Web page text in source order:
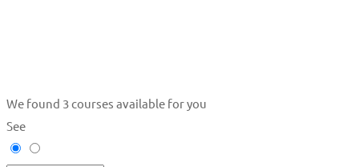
We found 3courses available for you
See